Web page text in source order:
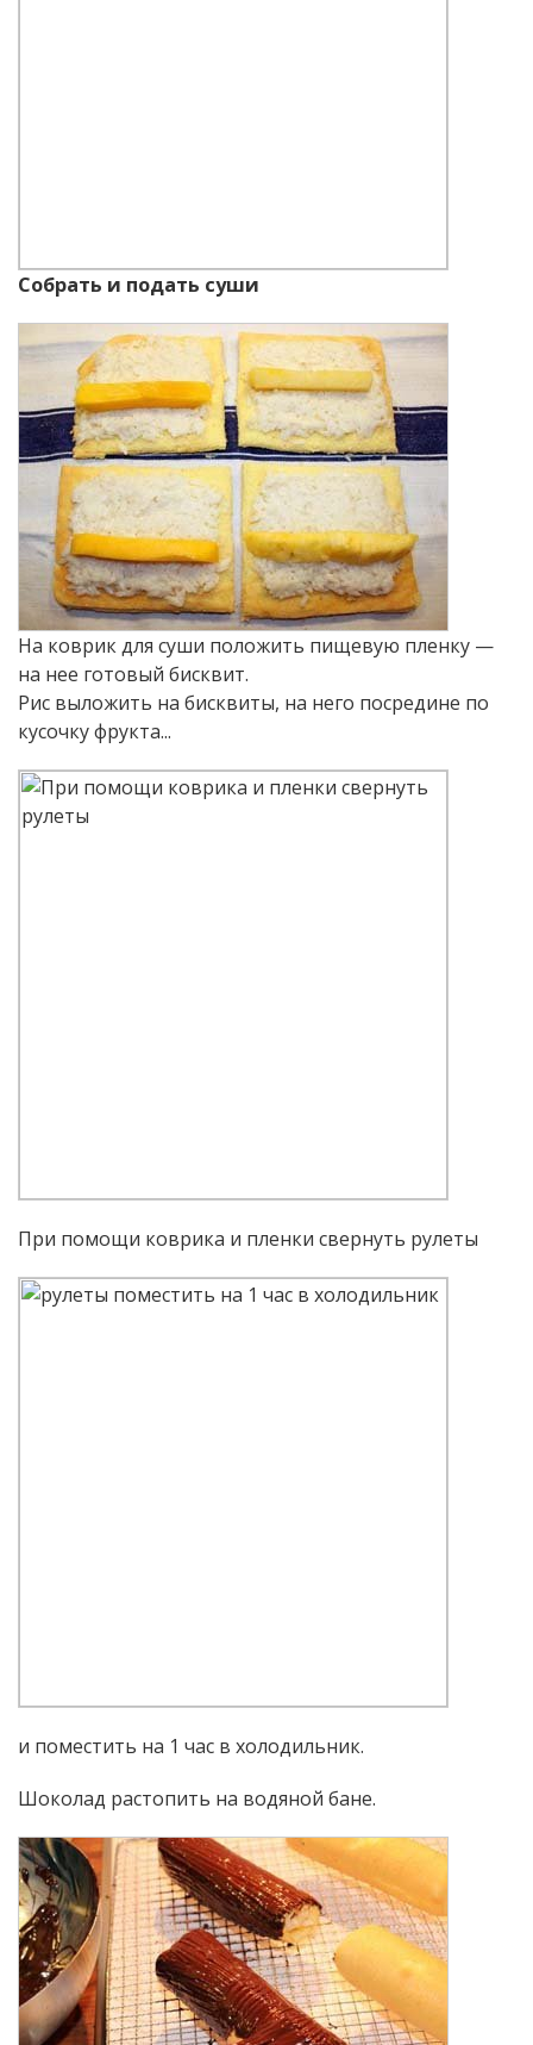
Собрать и подать суши
На коврик для суши положить пищевую пленку —
на нее готовый бисквит.
Рис выложить на бисквиты, на него посредине по
кусочку фрукта...
При помощи коврика и пленки свернуть рулеты
и поместить на 1 час в холодильник.
Шоколад растопить на водяной бане.